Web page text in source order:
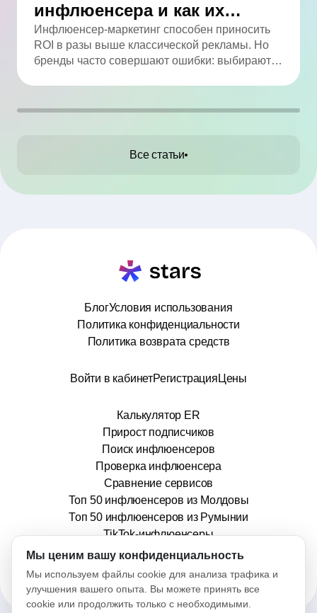
инфлюенсера и как их
избежать
Инфлюенсер-маркетинг способен приносить
ROI в разы выше классической рекламы. Но
бренды часто совершают ошибки: выбирают
работают без договора. В статье мы собрали
Все статьи
БлогУсловия использования
Политика конфиденциальности
Политика возврата средств
Войти в кабинетРегистрация Цены
Калькулятор ER
Прирост подписчиков
Поиск инфлюенсеров
Проверка инфлюенсера
Сравнение сервисов
Топ 50 инфлюенсеров из Молдовы
Топ 50 инфлюенсеров из Румынии
TikTok-инфлюенсеры
info@stars.md
Мы ценим вашу конфиденциальность
Мы используем файлы cookie для анализа трафика и
улучшения вашего опыта. Вы можете принять все
cookie или продолжить только с необходимыми.